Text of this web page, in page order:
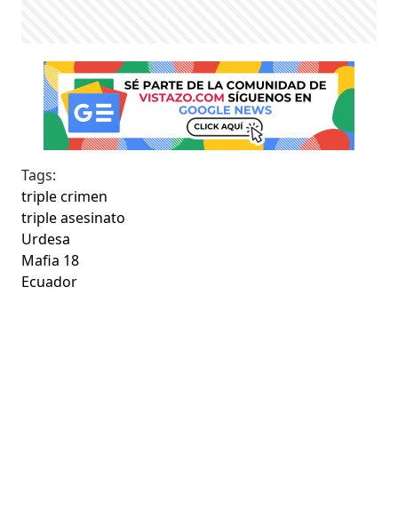
Tags:
triple crimen
triple asesinato
Urdesa
Mafia 18
Ecuador